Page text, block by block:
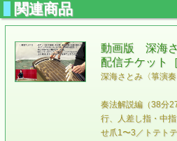
関連商品
動画版 深海
配信チケット
深海さとみ〈箏演奏
奏法解説編（38分
行、人差し指・中
せ爪1〜3／トテト